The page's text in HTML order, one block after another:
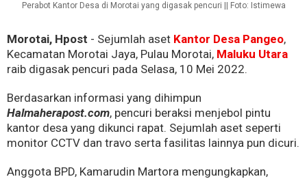
Perabot Kantor Desa di Morotai yang digasak pencuri || Foto: Istimewa
Morotai, Hpost - Sejumlah aset Kantor Desa Pangeo,
Kecamatan Morotai Jaya, Pulau Morotai, Maluku Utara
raib digasak pencuri pada Selasa, 10 Mei 2022.
Berdasarkan informasi yang dihimpun
Halmaherapost.com, pencuri beraksi menjebol pintu
kantor desa yang dikunci rapat. Sejumlah aset seperti
monitor CCTV dan travo serta fasilitas lainnya pun dicuri.
Anggota BPD, Kamarudin Martora mengungkapkan,